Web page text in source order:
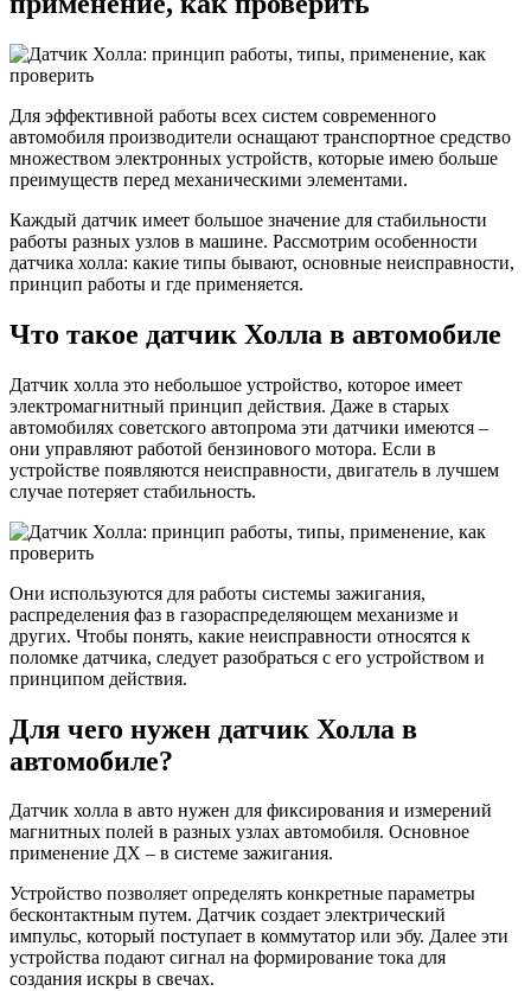
Для эффективной работы всех систем современного
автомобиля производители оснащают транспортное средство
множеством электронных устройств, которые имею больше
преимуществ перед механическими элементами.
Каждый датчик имеет большое значение для стабильности
работы разных узлов в машине. Рассмотрим особенности
датчика холла: какие типы бывают, основные неисправности,
принцип работы и где применяется.
Что такое датчик Холла в автомобиле
Датчик холла это небольшое устройство, которое имеет
электромагнитный принцип действия. Даже в старых
автомобилях советского автопрома эти датчики имеются –
они управляют работой бензинового мотора. Если в
устройстве появляются неисправности, двигатель в лучшем
случае потеряет стабильность.
Они используются для работы системы зажигания,
распределения фаз в газораспределяющем механизме и
других. Чтобы понять, какие неисправности относятся к
поломке датчика, следует разобраться с его устройством и
принципом действия.
Для чего нужен датчик Холла в
автомобиле?
Датчик холла в авто нужен для фиксирования и измерений
магнитных полей в разных узлах автомобиля. Основное
применение ДХ – в системе зажигания.
Устройство позволяет определять конкретные параметры
бесконтактным путем. Датчик создает электрический
импульс, который поступает в коммутатор или эбу. Далее эти
устройства подают сигнал на формирование тока для
создания искры в свечах.